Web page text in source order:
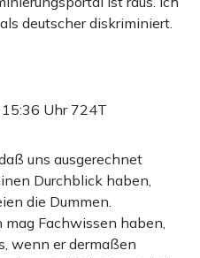
deutscher diskriminiert.
Uhr 724T
uns ausgerechnet
Durchblick haben,
die Dummen.
Fachwissen haben,
wenn er dermaßen